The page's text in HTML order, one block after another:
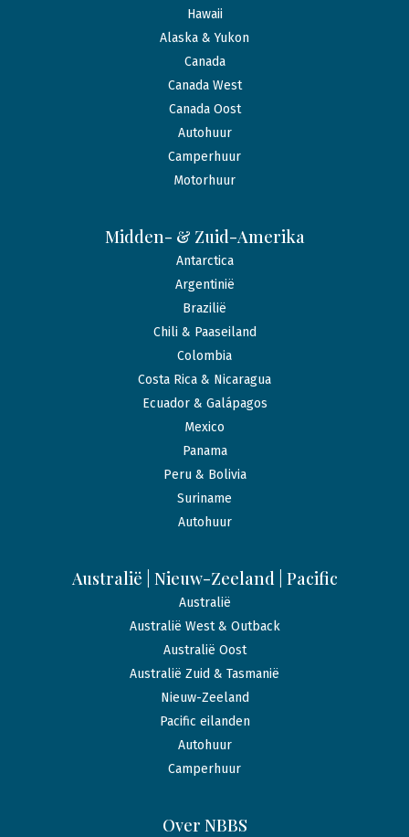
Hawaii
Alaska & Yukon
Canada
Canada West
Canada Oost
Autohuur
Camperhuur
Motorhuur
Midden- & Zuid-Amerika
Antarctica
Argentinië
Brazilië
Chili & Paaseiland
Colombia
Costa Rica & Nicaragua
Ecuador & Galápagos
Mexico
Panama
Peru & Bolivia
Suriname
Autohuur
Australië | Nieuw-Zeeland | Pacific
Australië
Australië West & Outback
Australië Oost
Australië Zuid & Tasmanië
Nieuw-Zeeland
Pacific eilanden
Autohuur
Camperhuur
Over NBBS